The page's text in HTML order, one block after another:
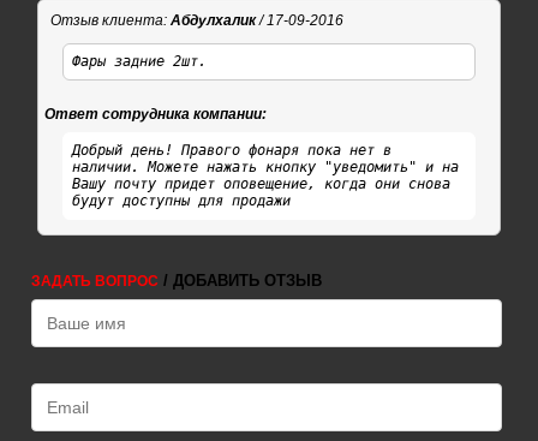
Отзыв клиента: Абдулхалик/ 17-09-2016
Фары задние 2шт.
Ответ сотрудника компании:
Добрый день! Правого фонаря пока нет в
наличии. Можете нажать кнопку "уведомить" и на
Вашу почту придет оповещение, когда они снова
будут доступны для продажи
ЗАДАТЬ ВОПРОС / ДОБАВИТЬ ОТЗЫВ